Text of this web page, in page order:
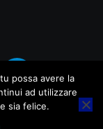
possa avere la
ad utilizzare
sia felice.